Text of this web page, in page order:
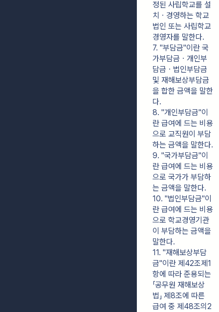
정된 사립학교를 설
치ㆍ경영하는 학교
법인 또는 사립학교
경영자를 말한다.
7. "부담금"이란 국
가부담금ㆍ개인부
담금ㆍ법인부담금
및 재해보상부담금
을 합한 금액을 말한
다.
8. "개인부담금"이
란 급여에 드는 비용
으로 교직원이 부담
하는 금액을 말한다.
9. "국가부담금"이
란 급여에 드는 비용
으로 국가가 부담하
는 금액을 말한다.
10. "법인부담금"이
란 급여에 드는 비용
으로 학교경영기관
이 부담하는 금액을
말한다.
11. "재해보상부담
금"이란 제42조제1
항에 따라 준용되는
「공무원 재해보상
법」 제8조에 따른
급여 중 제48조의2